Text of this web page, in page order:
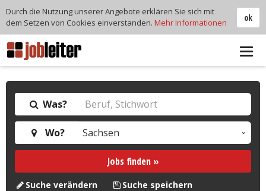
Was?
Wo?
Jobs finden »
Suche verändern Suche speichern
ok
Durch die Nutzung unserer Angebote erklären Sie sich mit
dem Setzen von Cookies einverstanden. Mehr Informationen